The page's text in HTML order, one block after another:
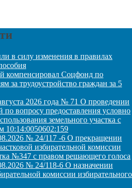
в силу изменения в правилах
компенсировал Соцфонд по
за трудоустройство граждан за 5
2026 года № 71 О проведении
вопросу предоставления условно
земельного участка с
10:14:0050602:159
№ 24/117 -6 О прекращении
избирательной комиссии
№347 с правом решающего голоса
№ 24/118-6 О назначении
комиссии избирательного